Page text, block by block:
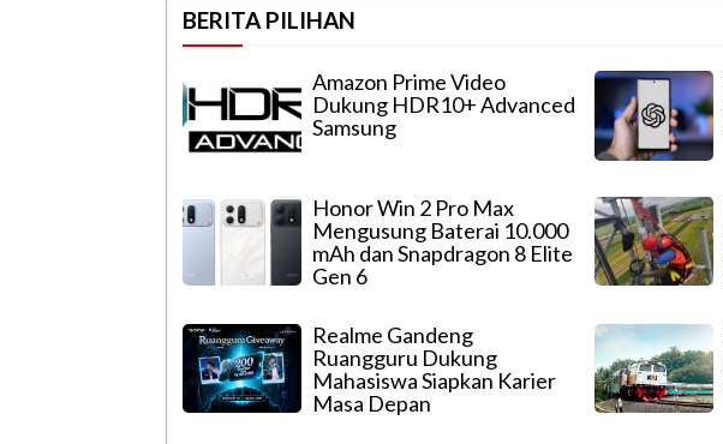
BERITA PILIHAN
Amazon Prime Video
Dukung HDR10+ Advanced
Samsung
Honor Win 2 Pro Max
Mengusung Baterai 10.000
mAh dan Snapdragon 8 Elite
Gen 6
Realme Gandeng
Ruangguru Dukung
Mahasiswa Siapkan Karier
Masa Depan